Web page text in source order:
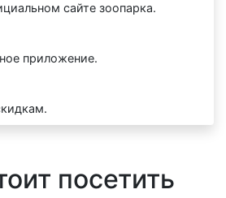
сайте зоопарка.
приложение.
посетить